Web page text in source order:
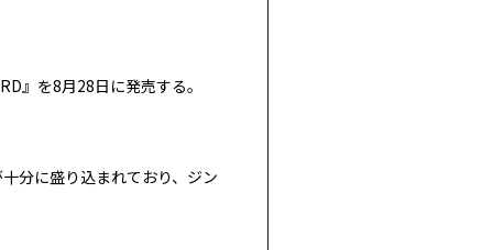
』を8月28日に発売する。
分に盛り込まれており、ジン